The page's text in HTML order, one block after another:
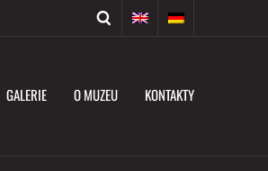
GALERIE O MUZEU KONTAKTY